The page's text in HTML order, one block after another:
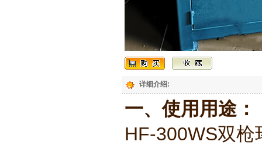
详细介绍:
一、使用用途：
HF-300WS双